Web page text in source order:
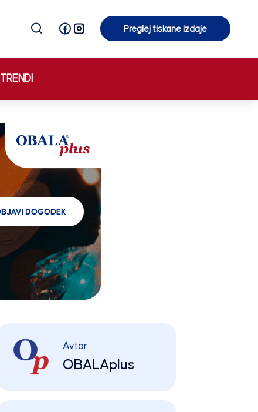
Preglej tiskane izdaje
TRENDI
Avtor
OBALAplus